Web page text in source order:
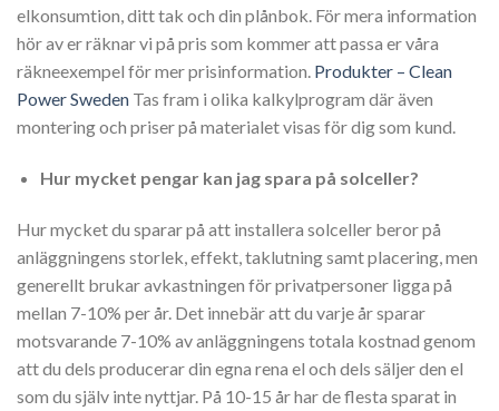
elkonsumtion, ditt tak och din plånbok. För mera information
hör av er räknar vi på pris som kommer att passa er våra
räkneexempel för mer prisinformation. Produkter – Clean
Power Sweden Tas fram i olika kalkylprogram där även
montering och priser på materialet visas för dig som kund.
Hur mycket pengar kan jag spara på solceller?
Hur mycket du sparar på att installera solceller beror på
anläggningens storlek, effekt, taklutning samt placering, men
generellt brukar avkastningen för privatpersoner ligga på
mellan 7-10% per år. Det innebär att du varje år sparar
motsvarande 7-10% av anläggningens totala kostnad genom
att du dels producerar din egna rena el och dels säljer den el
som du själv inte nyttjar. På 10-15 år har de flesta sparat in